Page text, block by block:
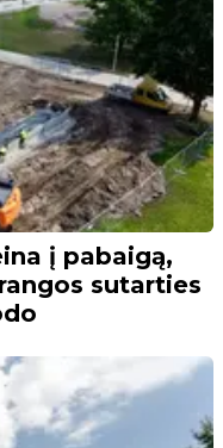
į pabaigą,
sutarties